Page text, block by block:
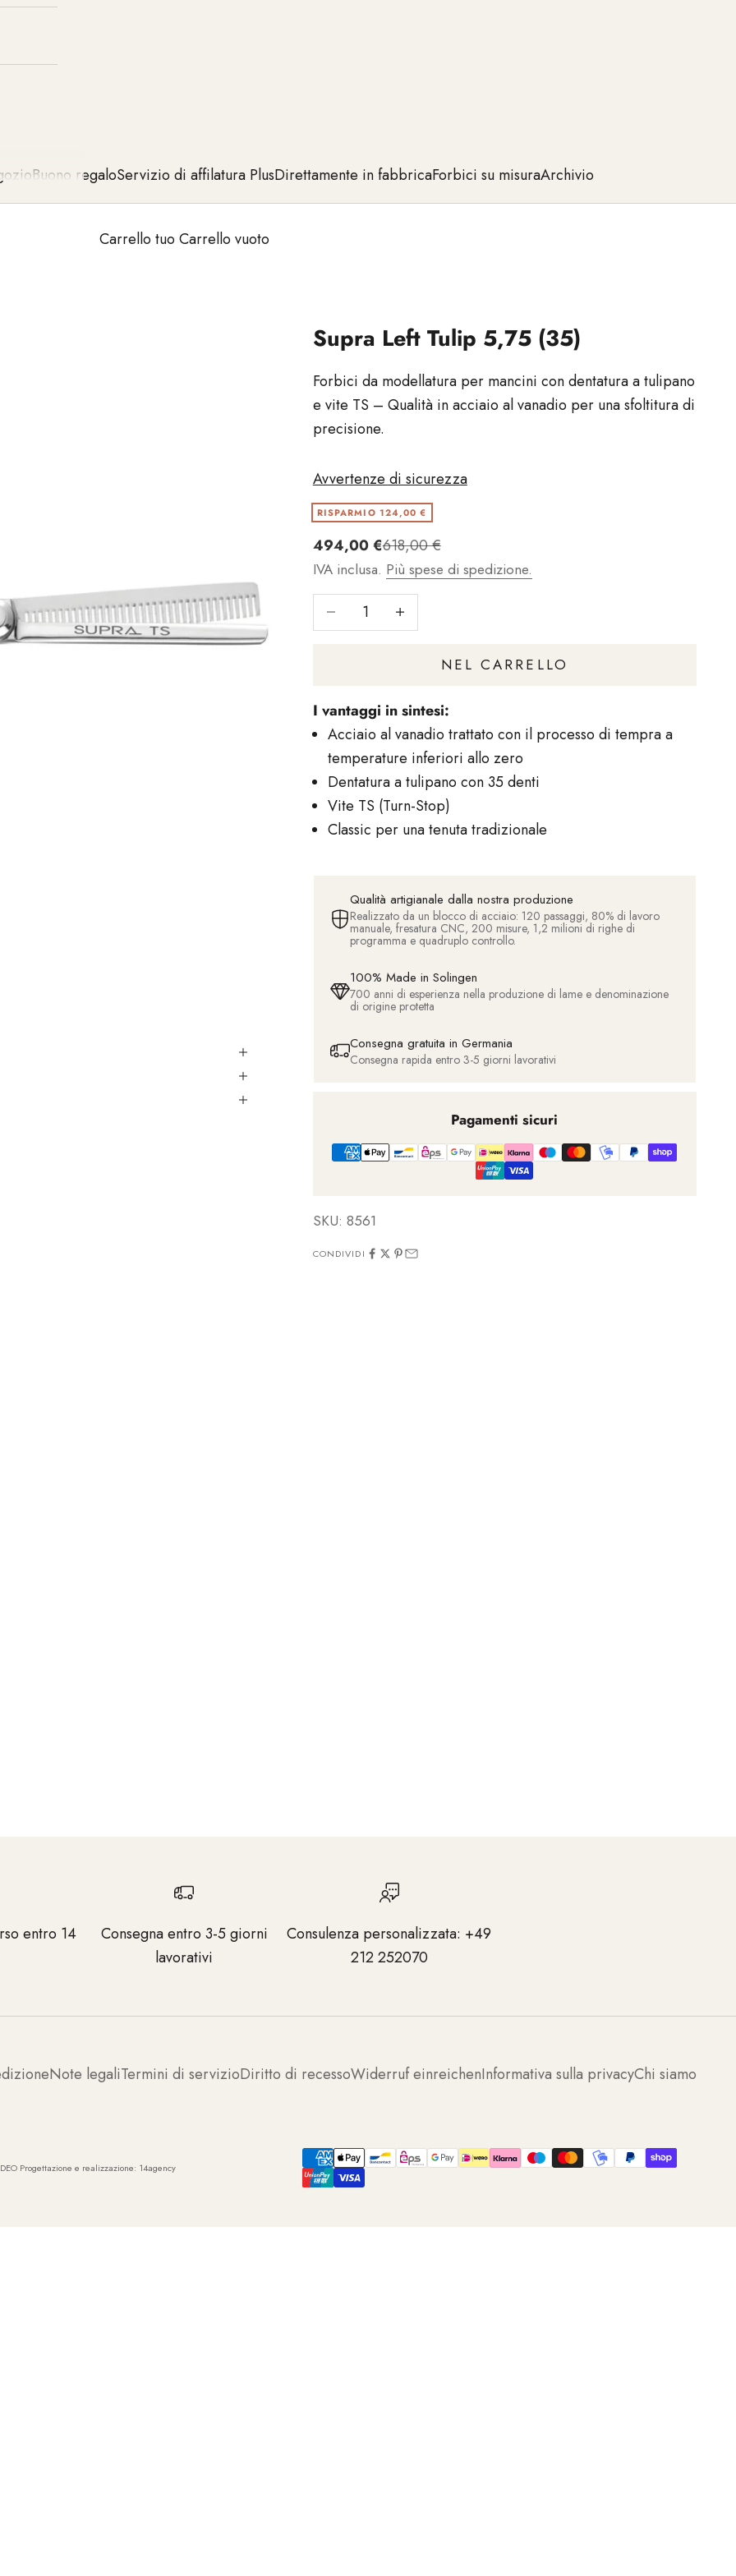
Buono regaloServizio di affilatura PlusDirettamente in fabbricaForbici su misuraArchivio
Carrello tuo Carrello vuoto
Supra Left Tulip 5,75 (35)
Forbici da modellatura per mancini con dentatura a tulipano
e vite TS – Qualità in acciaio al vanadio per una sfoltitura di
precisione.
Avvertenze di sicurezza
RISPARMIO 124,00 €
Angebot
494,00 €Regulärer Preis
618,00 €
IVA inclusa. Più spese di spedizione.
Riduci il numeroAumentare il numero
NEL CARRELLO
I vantaggi in sintesi:
Acciaio al vanadio trattato con il processo di tempra a
temperature inferiori allo zero
Dentatura a tulipano con 35 denti
Vite TS (Turn-Stop)
Classic per una tenuta tradizionale
Qualità artigianale dalla nostra produzione
Realizzato da un blocco di acciaio: 120 passaggi, 80% di lavoro
manuale, fresatura CNC, 200 misure, 1,2 milioni di righe di
programma e quadruplo controllo.
100% Made in Solingen
700 anni di esperienza nella produzione di lame e denominazione
di origine protetta
Consegna gratuita in Germania
Consegna rapida entro 3-5 giorni lavorativi
Pagamenti sicuri
SKU: 8561
CONDIVIDI
entro 14
Consegna entro 3-5 giorni
lavorativi
Consulenza personalizzata: +49
212 252070
Note legaliTermini di servizioDiritto di recessoWiderruf einreichenInformativa sulla privacyChi siamo
Progettazione e realizzazione: 14agency